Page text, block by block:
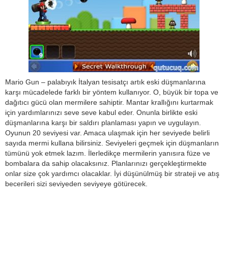
Mario Gun – palabıyık İtalyan tesisatçı artık eski düşmanlarına
karşı mücadelede farklı bir yöntem kullanıyor. O, büyük bir topa ve
dağıtıcı gücü olan mermilere sahiptir. Mantar krallığını kurtarmak
için yardımlarınızı seve seve kabul eder. Onunla birlikte eski
düşmanlarına karşı bir saldırı planlaması yapın ve uygulayın.
Oyunun 20 seviyesi var. Amaca ulaşmak için her seviyede belirli
sayıda mermi kullana bilirsiniz. Seviyeleri geçmek için düşmanların
tümünü yok etmek lazım. İlerledikçe mermilerin yanısıra füze ve
bombalara da sahip olacaksınız. Planlarınızı gerçekleştirmekte
onlar size çok yardımcı olacaklar. İyi düşünülmüş bir strateji ve atış
becerileri sizi seviyeden seviyeye götürecek.